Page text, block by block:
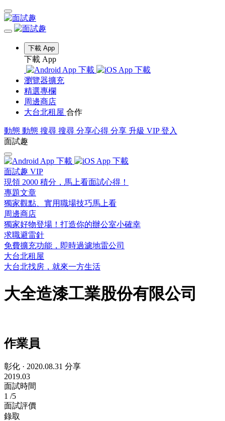
下載 App
下載 App
瀏覽器擴充
精選專欄
周邊商店
大台北租屋 合作
動態 動態 搜尋 搜尋 分享心得 分享 升級 VIP 登入
面試趣
面試趣 VIP
現領 2000 積分，馬上看面試心得！
專題文章
獨家觀點、實用職場技巧馬上看
周邊商店
獨家好物登場！打造你的辦公室小確幸
求職避雷針
免費擴充功能，即時過濾地雷公司
大台北租屋
大台北找房，就來一方生活
大全造漆工業股份有限公司
作業員
彰化 · 2020.08.31 分享
2019.03
面試時間
1 /5
面試評價
錄取